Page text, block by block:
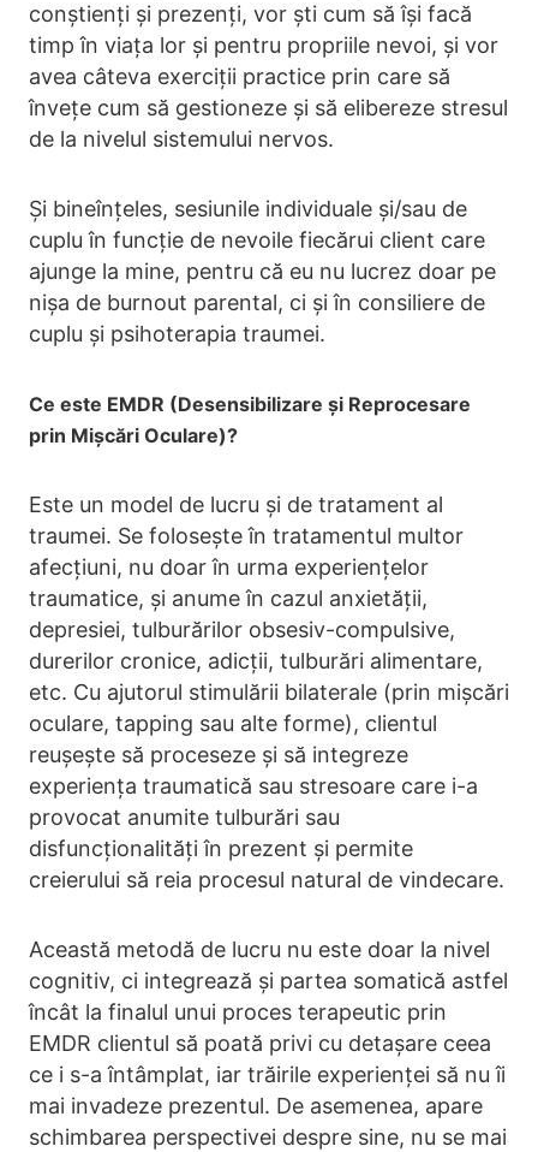
conștienți și prezenți, vor ști cum să își facă
timp în viața lor și pentru propriile nevoi, și vor
avea câteva exerciții practice prin care să
învețe cum să gestioneze și să elibereze stresul
de la nivelul sistemului nervos.
Și bineînțeles, sesiunile individuale și/sau de
cuplu în funcție de nevoile fiecărui client care
ajunge la mine, pentru că eu nu lucrez doar pe
nișa de burnout parental, ci și în consiliere de
cuplu și psihoterapia traumei.
Ce este EMDR (Desensibilizare și Reprocesare
prin Mișcări Oculare)?
Este un model de lucru și de tratament al
traumei. Se folosește în tratamentul multor
afecțiuni, nu doar în urma experiențelor
traumatice, și anume în cazul anxietății,
depresiei, tulburărilor obsesiv-compulsive,
durerilor cronice, adicții, tulburări alimentare,
etc. Cu ajutorul stimulării bilaterale (prin mișcări
oculare, tapping sau alte forme), clientul
reușește să proceseze și să integreze
experiența traumatică sau stresoare care i-a
provocat anumite tulburări sau
disfuncționalități în prezent și permite
creierului să reia procesul natural de vindecare.
Această metodă de lucru nu este doar la nivel
cognitiv, ci integrează și partea somatică astfel
încât la finalul unui proces terapeutic prin
EMDR clientul să poată privi cu detașare ceea
ce i s-a întâmplat, iar trăirile experienței să nu îi
mai invadeze prezentul. De asemenea, apare
schimbarea perspectivei despre sine, nu se mai